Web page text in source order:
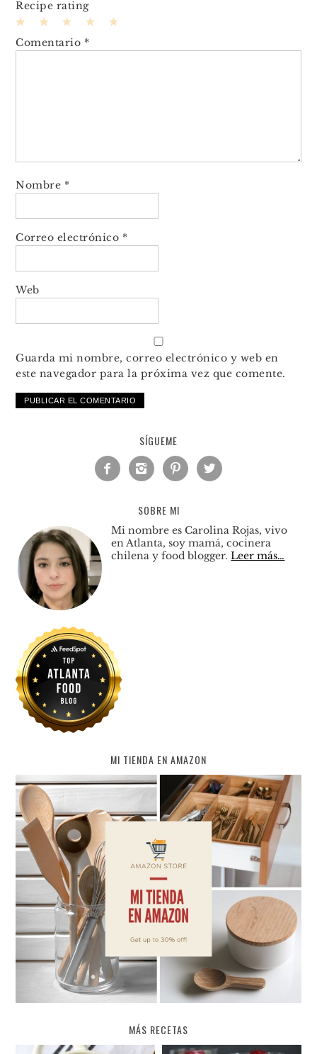
Recipe rating
Stars
4
Stars
3
Stars
2
Stars
1
Star
Comentario *
Nombre *
Correo electrónico *
Web
Guarda mi nombre, correo electrónico y web en
este navegador para la próxima vez que comente.
SÍGUEME
   
SOBRE MI
Mi nombre es Carolina Rojas, vivo
en Atlanta, soy mamá, cocinera
chilena y food blogger.Leer más…
MI TIENDA EN AMAZON
MÁS RECETAS